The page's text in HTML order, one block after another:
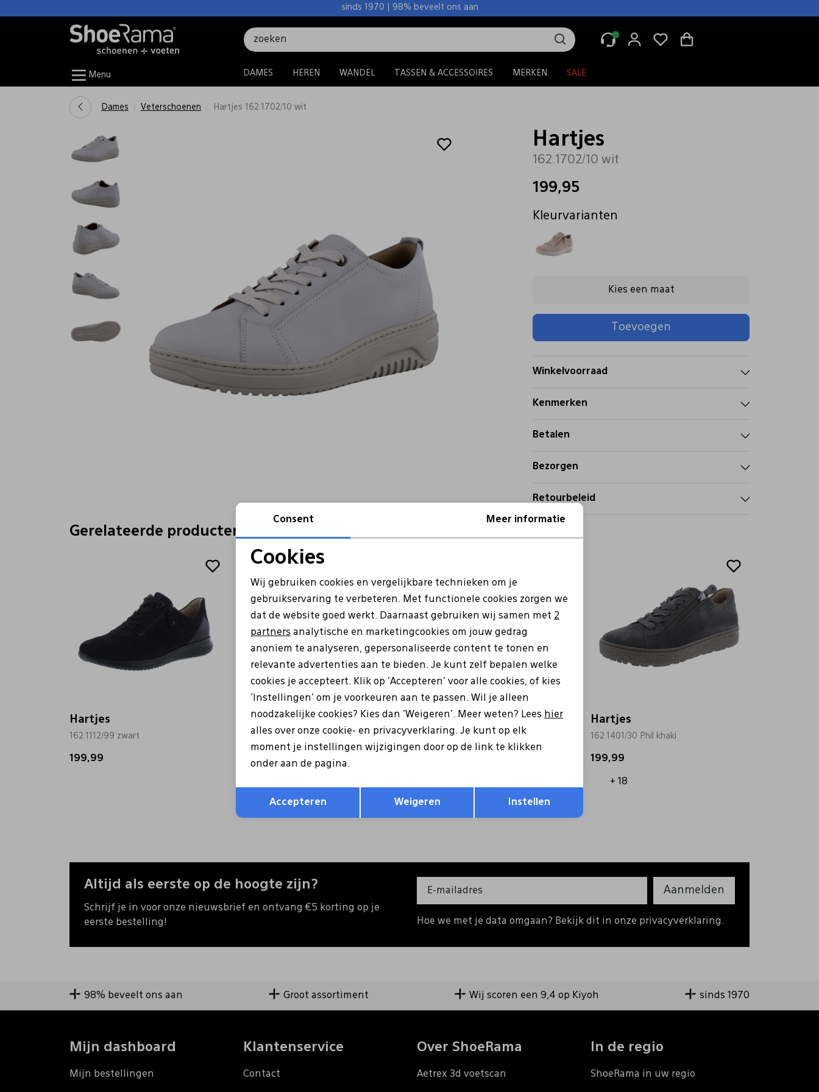
sinds 1970 | 98% beveelt ons aan
Menu DAMES HEREN WANDEL TASSEN & ACCESSOIRES MERKEN SALE
Dames Veterschoenen Hartjes 162.1702/10 wit
Hartjes
162.1702/10 wit
199,95
Kleurvarianten
Kies een maat
Toevoegen
Winkelvoorraad
Kenmerken
Betalen
Bezorgen
Retourbeleid
Gerelateerde producten
Hartjes
162.1112/99 zwart
199,99
Hartjes
162.1401/30 cognac
199,99
Hartjes
162.1417/34 Phil bruin
Hartjes
162.1401/30 Phil khaki
199,99
+ 18
Altijd als eerste op de hoogte zijn?
Schrijf je in voor onze nieuwsbrief en ontvang €5 korting op je
eerste bestelling!
Aanmelden
Hoe we met je data omgaan? Bekijk dit in onze privacyverklaring.
98% beveelt ons aan Groot assortiment Wij scoren een 9,4 op Kiyoh sinds 1970
Mijn dashboard
Mijn bestellingen
Klantenservice
Contact
Over ShoeRama
Aetrex 3d voetscan
In de regio
ShoeRama in uw regio
Analytische cookies Marketing cookies
Opslaan
Consent Meer informatie
Cookies
Wij gebruiken cookies en vergelijkbare technieken om je
gebruikservaring te verbeteren. Met functionele cookies zorgen we
dat de website goed werkt. Daarnaast gebruiken wij samen met 2
partners analytische en marketingcookies om jouw gedrag
anoniem te analyseren, gepersonaliseerde content te tonen en
relevante advertenties aan te bieden. Je kunt zelf bepalen welke
cookies je accepteert. Klik op 'Accepteren' voor alle cookies, of kies
'Instellingen' om je voorkeuren aan te passen. Wil je alleen
noodzakelijke cookies? Kies dan 'Weigeren'. Meer weten? Lees hier
alles over onze cookie- en privacyverklaring. Je kunt op elk
moment je instellingen wijzigingen door op de link te klikken
onder aan de pagina.
Accepteren Weigeren Instellen